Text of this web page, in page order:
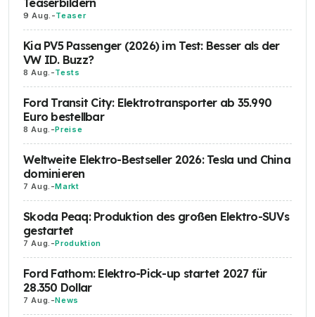
9 Aug. -Teaser
Kia PV5 Passenger (2026) im Test: Besser als der
VW ID. Buzz?
8 Aug. -Tests
Ford Transit City: Elektrotransporter ab 35.990
Euro bestellbar
8 Aug. -Preise
Weltweite Elektro-Bestseller 2026: Tesla und China
dominieren
7 Aug. -Markt
Skoda Peaq: Produktion des großen Elektro-SUVs
gestartet
7 Aug. -Produktion
Ford Fathom: Elektro-Pick-up startet 2027 für
28.350 Dollar
7 Aug. -News